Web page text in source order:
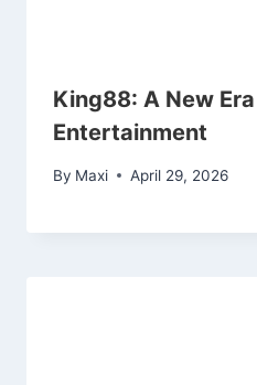
King88: A New
Entertainment
By Maxi April 29, 2026